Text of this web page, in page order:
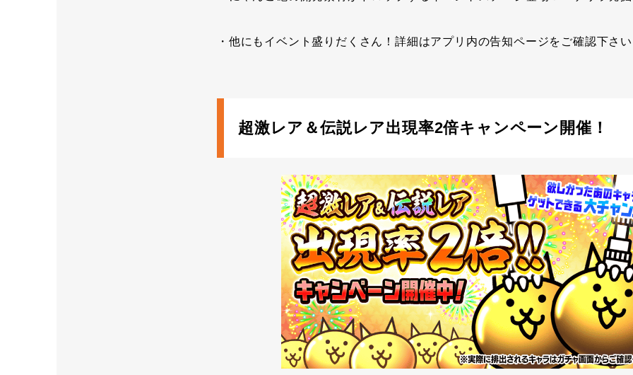
・他にもイベント盛りだくさん！詳細はアプリ内の告知ページをご確認下さ
超激レア＆伝説レア出現率2倍キャンペーン開催！